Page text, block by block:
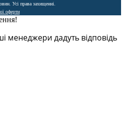
Усі права захищенні.
оферти
дадуть відповідь